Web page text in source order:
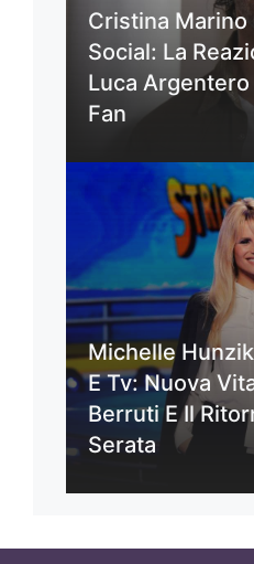
Cristina Marino
Social: La
Luca
Fan
Michelle
E Tv: Nuova
Berruti E Il
Serata